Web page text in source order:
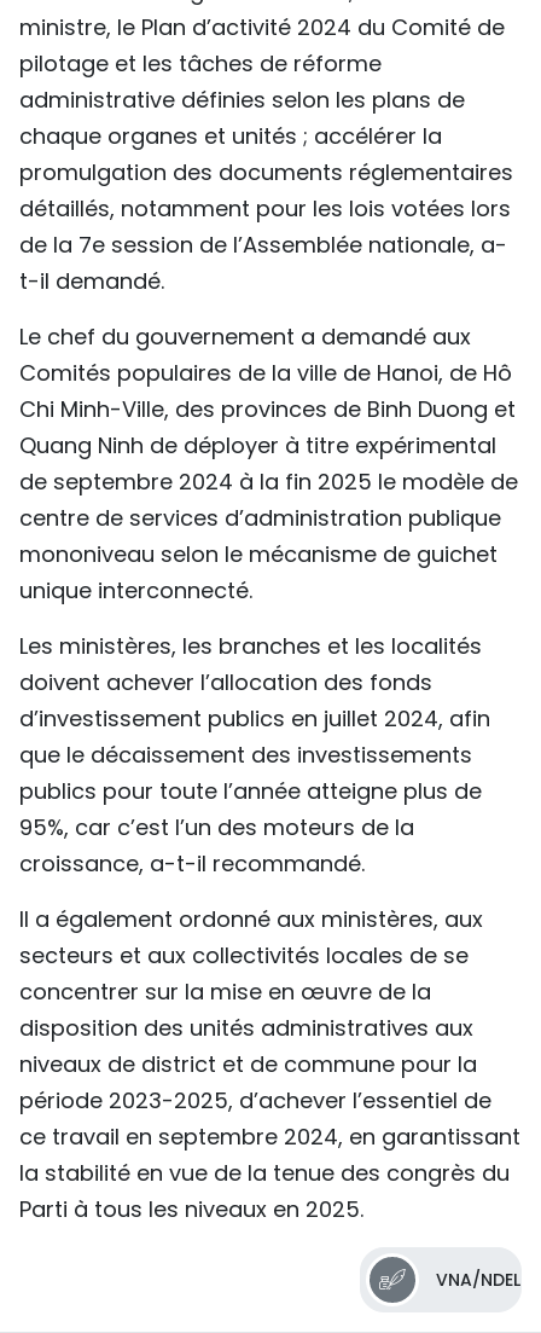
ministre, le Plan d’activité 2024 du Comité de
pilotage et les tâches de réforme
administrative définies selon les plans de
chaque organes et unités ; accélérer la
promulgation des documents réglementaires
détaillés, notamment pour les lois votées lors
de la 7e session de l’Assemblée nationale, a-
t-il demandé.
Le chef du gouvernement a demandé aux
Comités populaires de la ville de Hanoi, de Hô
Chi Minh-Ville, des provinces de Binh Duong et
Quang Ninh de déployer à titre expérimental
de septembre 2024 à la fin 2025 le modèle de
centre de services d’administration publique
mononiveau selon le mécanisme de guichet
unique interconnecté.
Les ministères, les branches et les localités
doivent achever l’allocation des fonds
d’investissement publics en juillet 2024, afin
que le décaissement des investissements
publics pour toute l’année atteigne plus de
95%, car c’est l’un des moteurs de la
croissance, a-t-il recommandé.
Il a également ordonné aux ministères, aux
secteurs et aux collectivités locales de se
concentrer sur la mise en œuvre de la
disposition des unités administratives aux
niveaux de district et de commune pour la
période 2023-2025, d’achever l’essentiel de
ce travail en septembre 2024, en garantissant
la stabilité en vue de la tenue des congrès du
Parti à tous les niveaux en 2025.
VNA/NDEL